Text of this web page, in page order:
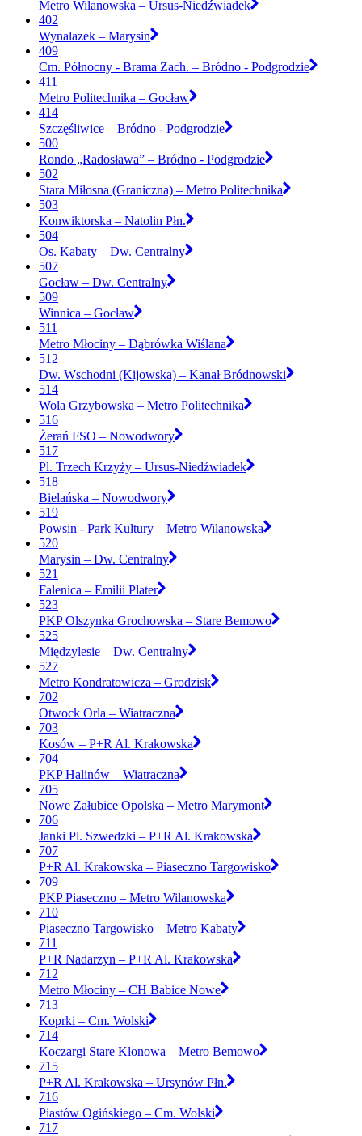
Metro Wilanowska – Ursus-Niedźwiadek
402
Wynalazek – Marysin
409
Cm. Północny - Brama Zach. – Bródno - Podgrodzie
411
Metro Politechnika – Gocław
414
Szczęśliwice – Bródno - Podgrodzie
500
Rondo „Radosława” – Bródno - Podgrodzie
502
Stara Miłosna (Graniczna) – Metro Politechnika
503
Konwiktorska – Natolin Płn.
504
Os. Kabaty – Dw. Centralny
507
Gocław – Dw. Centralny
509
Winnica – Gocław
511
Metro Młociny – Dąbrówka Wiślana
512
Dw. Wschodni (Kijowska) – Kanał Bródnowski
514
Wola Grzybowska – Metro Politechnika
516
Żerań FSO – Nowodwory
517
Pl. Trzech Krzyży – Ursus-Niedźwiadek
518
Bielańska – Nowodwory
519
Powsin - Park Kultury – Metro Wilanowska
520
Marysin – Dw. Centralny
521
Falenica – Emilii Plater
523
PKP Olszynka Grochowska – Stare Bemowo
525
Międzylesie – Dw. Centralny
527
Metro Kondratowicza – Grodzisk
702
Otwock Orla – Wiatraczna
703
Kosów – P+R Al. Krakowska
704
PKP Halinów – Wiatraczna
705
Nowe Załubice Opolska – Metro Marymont
706
Janki Pl. Szwedzki – P+R Al. Krakowska
707
P+R Al. Krakowska – Piaseczno Targowisko
709
PKP Piaseczno – Metro Wilanowska
710
Piaseczno Targowisko – Metro Kabaty
711
P+R Nadarzyn – P+R Al. Krakowska
712
Metro Młociny – CH Babice Nowe
713
Koprki – Cm. Wolski
714
Koczargi Stare Klonowa – Metro Bemowo
715
P+R Al. Krakowska – Ursynów Płn.
716
Piastów Ogińskiego – Cm. Wolski
717